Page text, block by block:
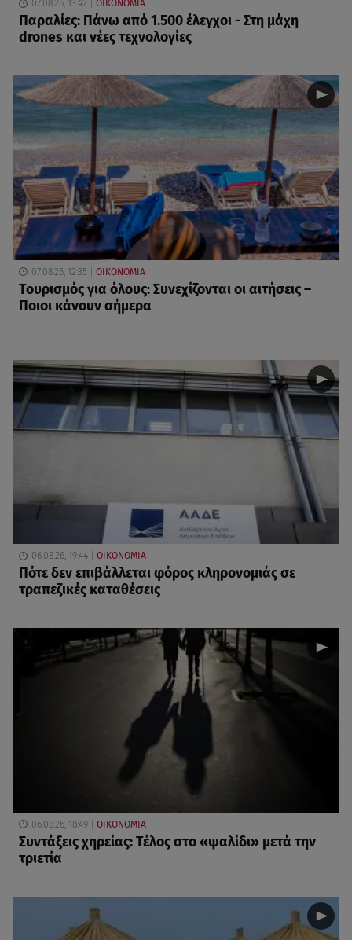
07.08.26, 13:42 ΟΙΚΟΝΟΜΙΑ
Παραλίες: Πάνω από 1.500 έλεγχοι - Στη μάχη
drones και νέες τεχνολογίες
07.08.26, 12:35 ΟΙΚΟΝΟΜΙΑ
Τουρισμός για όλους: Συνεχίζονται οι αιτήσεις –
Ποιοι κάνουν σήμερα
06.08.26, 19:44 ΟΙΚΟΝΟΜΙΑ
Πότε δεν επιβάλλεται φόρος κληρονομιάς σε
τραπεζικές καταθέσεις
06.08.26, 18:49 ΟΙΚΟΝΟΜΙΑ
Συντάξεις χηρείας: Τέλος στο «ψαλίδι» μετά την
τριετία